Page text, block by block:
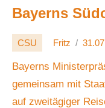
Bayerns
🤝
CSU Fritz
Bayerns
gemeinsam mit
auf zweitägiger